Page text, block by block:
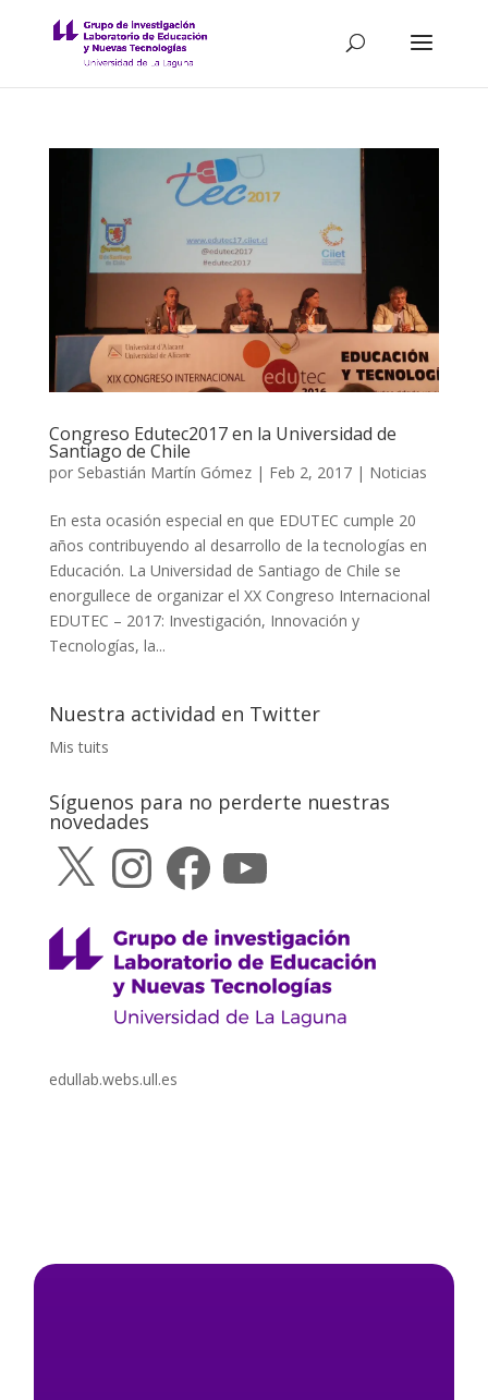
Congreso Edutec2017 en la Universidad de
Santiago de Chile
por Sebastián Martín Gómez| Feb 2, 2017| Noticias
En esta ocasión especial en que EDUTEC cumple 20
años contribuyendo al desarrollo de la tecnologías en
Educación. La Universidad de Santiago de Chile se
enorgullece de organizar el XX Congreso Internacional
EDUTEC – 2017: Investigación, Innovación y
Tecnologías, la...
Nuestra actividad en Twitter
Mis tuits
Síguenos para no perderte nuestras
novedades
InstagramFacebookYouTube
edullab.webs.ull.es